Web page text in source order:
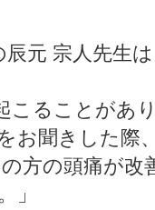
元 宗人先生
こることがあ
お聞きした際
方の頭痛が改
」